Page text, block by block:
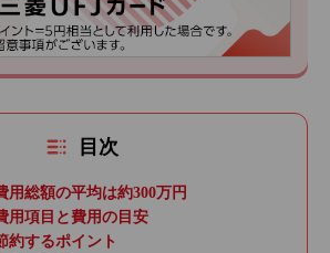
目次
用総額の平均は約300万円
用項目と費用の目安
約するポイント